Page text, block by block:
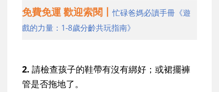
免費免運 歡迎索閱丨忙碌爸媽必讀手冊《遊
戲的力量：1-8歲分齡共玩指南》
2. 請檢查孩子的鞋帶有沒有綁好；或裙擺褲
管是否拖地了。